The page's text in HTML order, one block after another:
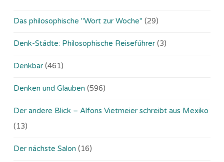
Das philosophische "Wort zur Woche" (29)
Denk-Städte: Philosophische Reiseführer (3)
Denkbar (461)
Denken und Glauben (596)
Der andere Blick – Alfons Vietmeier schreibt aus Mexiko
(13)
Der nächste Salon (16)